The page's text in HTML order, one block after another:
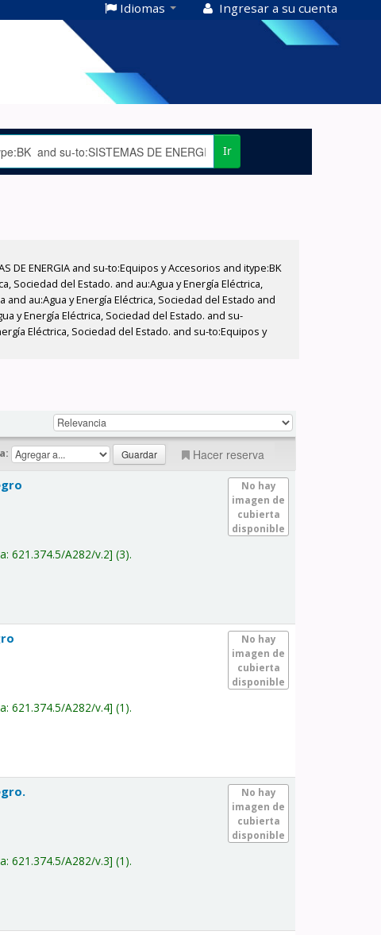
Idiomas Ingresar a su cuenta
Ir
ENERGIA and su-to:Equipos y Accesorios and itype:BK
Sociedad del Estado. and au:Agua y Energía Eléctrica,
au:Agua y Energía Eléctrica, Sociedad del Estado and
y Energía Eléctrica, Sociedad del Estado. and su-
Eléctrica, Sociedad del Estado. and su-to:Equipos y
Hacer reserva
No hay
imagen de
cubierta
disponible
621.374.5/A282/v.2 (3).
No hay
imagen de
cubierta
disponible
621.374.5/A282/v.4 (1).
No hay
imagen de
cubierta
disponible
621.374.5/A282/v.3 (1).